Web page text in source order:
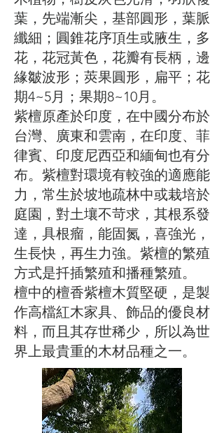
葉，先端漸尖，基部圓形，葉脈
纖細；圓錐花序頂生或腋生，多
花，花冠黃色，花瓣有長柄，邊
緣皺波形；莢果圓形，扁平；花
期4~5月；果期8~10月。
紫檀原產於印度，在中國分布於
台灣、廣東和雲南，在印度、菲
律賓、印度尼西亞和緬甸也有分
布。紫檀對環境有較強的適應能
力，常生於坡地疏林中或栽培於
庭園，對土壤不苛求，其根系發
達，具根瘤，能固氮，喜強光，
生長快，再生力強。紫檀的繁殖
方式是扦插繁殖和播種繁殖。
檀中的檀香紫檀木質堅硬，是製
作高檔紅木家具、飾品的優良材
料，而且其存世稀少，所以為世
界上最貴重的木材品種之一。